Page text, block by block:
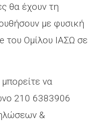
θα έχουν τη
με φυσική
του Ομίλου ΙΑΣΩ σε
να
210 6383906
&